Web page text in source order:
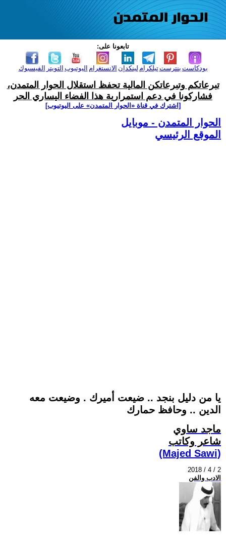
تابعونا على:
الفيسبوك التويتر اليوتيوب الانستغرام لينكدإن تيلكرامبنترست بودكاست
تبرعاتكم وتبرعاتكن المالية تحفظ استقلال الحوار المتمدن،
فشاركونا في دعم استمرارية هذا الفضاء اليساري الحر
[اشترك في قناة ‫«الحوار المتمدن» على اليوتيوب]
الحوار المتمدن - موبايل
الموقع الرئيسي
يا من دليل بنجد .. ضيعت أميرك . وضيعت معه
الدين .. وحافظ حمارك
ماجد ساوي
شاعر وكاتب
(Majed Sawi)
2018 / 4 / 2
الادب والفن